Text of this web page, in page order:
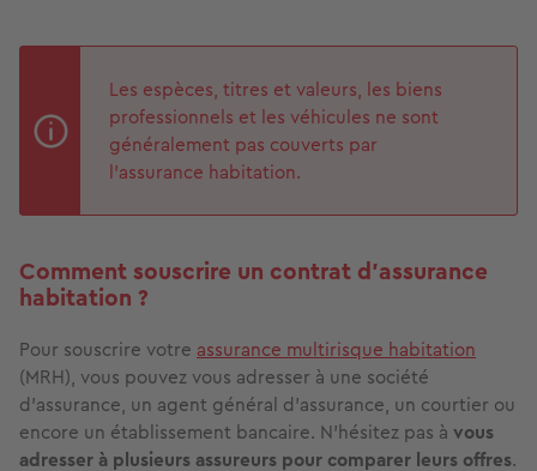
Les espèces, titres et valeurs, les biens
professionnels et les véhicules ne sont
généralement pas couverts par
l’assurance habitation.
Comment souscrire un contrat d’assurance
habitation ?
Pour souscrire votre assurance multirisque habitation
(MRH), vous pouvez vous adresser à une société
d’assurance, un agent général d’assurance, un courtier ou
encore un établissement bancaire. N’hésitez pas à vous
adresser à plusieurs assureurs pour comparer leurs offres.